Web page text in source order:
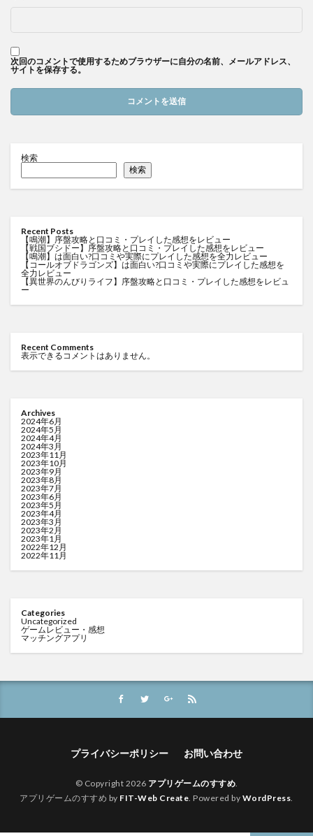
次回のコメントで使用するためブラウザーに自分の名前、メールアドレス、
サイトを保存する。
検索
検索
Recent Posts
【鳴潮】序盤攻略と口コミ・プレイした感想をレビュー
【戦国ブシドー】序盤攻略と口コミ・プレイした感想をレビュー
【鳴潮】は面白い?口コミや実際にプレイした感想を全力レビュー
【コールオブドラゴンズ】は面白い?口コミや実際にプレイした感想を
全力レビュー
【異世界のんびりライフ】序盤攻略と口コミ・プレイした感想をレビュ
ー
Recent Comments
表示できるコメントはありません。
Archives
2024年6月
2024年5月
2024年4月
2024年3月
2023年11月
2023年10月
2023年9月
2023年8月
2023年7月
2023年6月
2023年5月
2023年4月
2023年3月
2023年2月
2023年1月
2022年12月
2022年11月
Categories
Uncategorized
ゲームレビュー・感想
マッチングアプリ
プライバシーポリシー お問い合わせ
© Copyright 2026 アプリゲームのすすめ.
アプリゲームのすすめ by FIT-Web Create. Powered by WordPress.